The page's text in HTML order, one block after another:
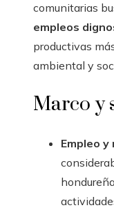
comunitarias
empleos
productivas
ambiental y
Marco y
Empleo y